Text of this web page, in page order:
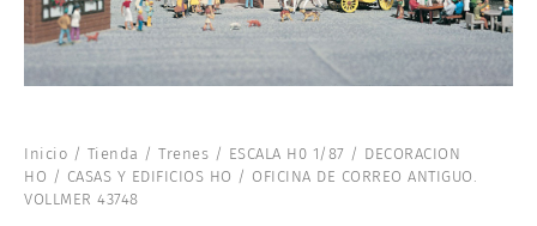
Inicio / Tienda / Trenes / ESCALA H0 1/87 / DECORACION
HO / CASAS Y EDIFICIOS HO / OFICINA DE CORREO ANTIGUO.
VOLLMER 43748